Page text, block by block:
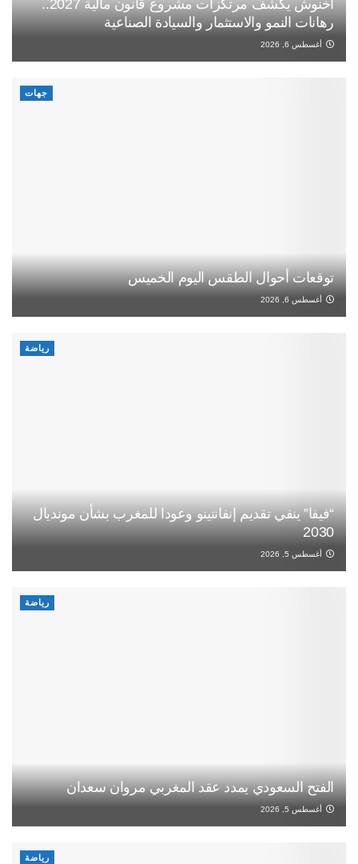
أخنوش يكشف مرتكزات مشروع قانون مالية 2027..
رهانات النمو والاستثمار والسيادة الصناعية
أغسطس 6, 2026
جهات
توقعات أحوال الطقس اليوم الخميس
أغسطس 6, 2026
رياضة
“فيفا” ينفي تقديم إنفانتينو وعودا للمغرب بشأن مونديال
2030
أغسطس 5, 2026
رياضة
الفتح السعودي يمدد عقد المغربي مروان سعدان
أغسطس 5, 2026
رياضة